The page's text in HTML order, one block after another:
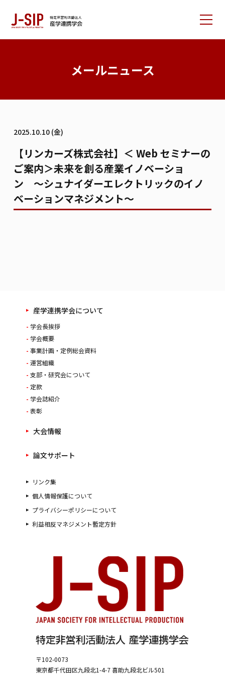
リンク集 学会書籍紹介 ご寄付のお願い
メールニュース
2025.10.10 (金)
【リンカーズ株式会社】＜ Web セミナーの
ご案内＞未来を創る産業イノベーショ
ン 〜シュナイダーエレクトリックのイノ
ベーションマネジメント〜
〒102-0073
東京都千代田区九段北1-4-7喜助九段北ビル501
産学連携学会について
学会長挨拶
学会概要
事業計画・定例総会資料
運営組織
支部・研究会について
定款
学会誌紹介
表彰
大会情報
論文サポート
リンク集
個人情報保護について
プライバシーポリシーについて
利益相反マネジメント暫定方針